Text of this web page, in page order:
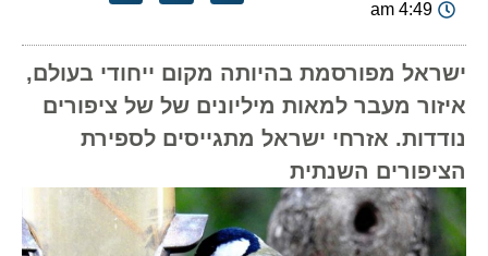
4:49 am
ישראל מפורסמת בהיותה מקום ייחודי בעולם,
איזור מעבר למאות מיליונים של של ציפורים
נודדות. אזרחי ישראל מתגייסים לספירת
הציפורים השנתית